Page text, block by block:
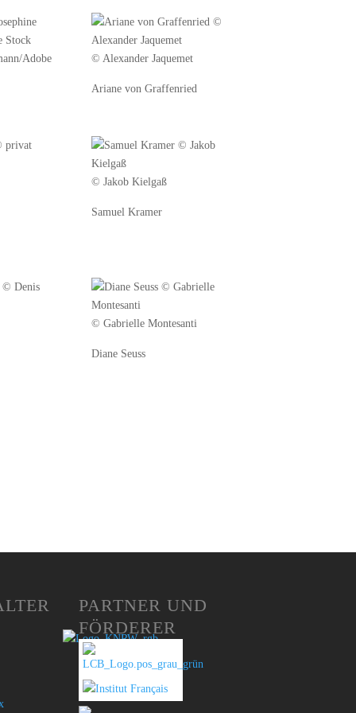
Adobe © Alexander Jaquemet
Ariane von Graffenried
© Jakob Kielgaß
Samuel Kramer
© Gabrielle Montesanti
Diane Seuss
PARTNER UND
FÖRDERER